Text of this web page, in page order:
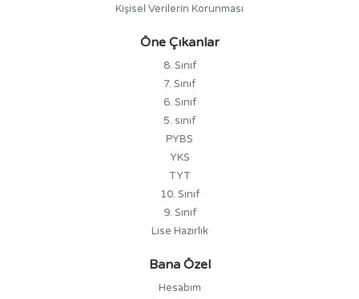
Kişisel Verilerin Korunması
Öne Çıkanlar
8. Sınıf
7. Sınıf
6. Sınıf
5. sınıf
PYBS
YKS
TYT
10. Sınıf
9. Sınıf
Lise Hazırlık
Bana Özel
Hesabım